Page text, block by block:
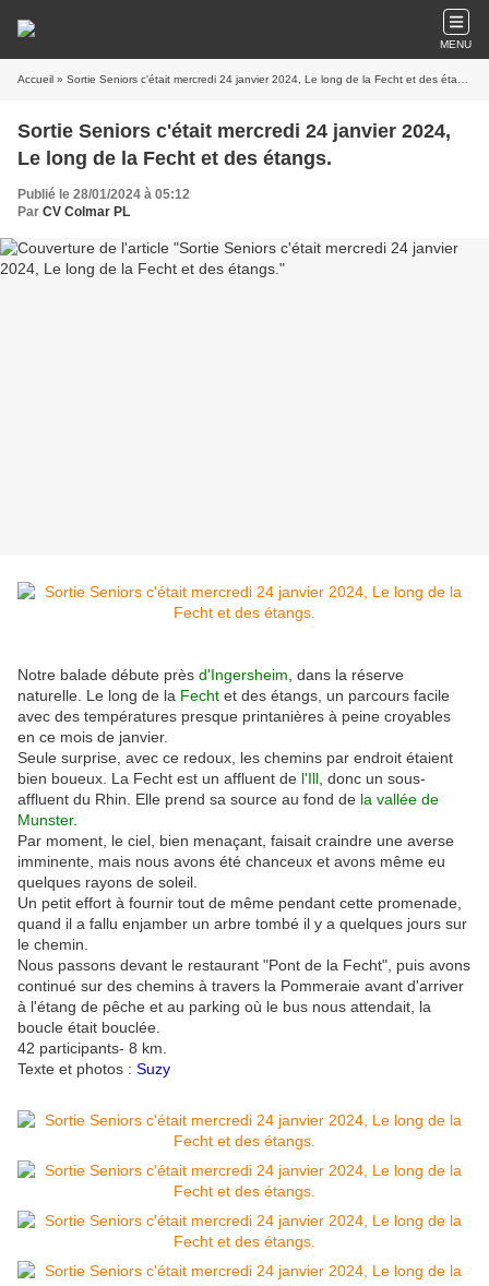
MENU
Accueil » Sortie Seniors c'était mercredi 24 janvier 2024, Le long de la Fecht et des étangs.
Sortie Seniors c'était mercredi 24 janvier 2024,
Le long de la Fecht et des étangs.
Publié le 28/01/2024 à 05:12
Par CV Colmar PL
Notre balade débute près d'Ingersheim , dans la réserve
naturelle. Le long de la Fecht et des étangs, un parcours facile
avec des températures presque printanières à peine croyables
en ce mois de janvier.
Seule surprise, avec ce redoux, les chemins par endroit étaient
bien boueux. La Fecht est un affluent de l'Ill , donc un sous-
affluent du Rhin. Elle prend sa source au fond de la vallée de
Munster.
Par moment, le ciel, bien menaçant, faisait craindre une averse
imminente, mais nous avons été chanceux et avons même eu
quelques rayons de soleil.
Un petit effort à fournir tout de même pendant cette promenade,
quand il a fallu enjamber un arbre tombé il y a quelques jours sur
le chemin.
Nous passons devant le restaurant "Pont de la Fecht", puis avons
continué sur des chemins à travers la Pommeraie avant d'arriver
à l'étang de pêche et au parking où le bus nous attendait, la
boucle était bouclée.
42 participants- 8 km.
Texte et photos : Suzy